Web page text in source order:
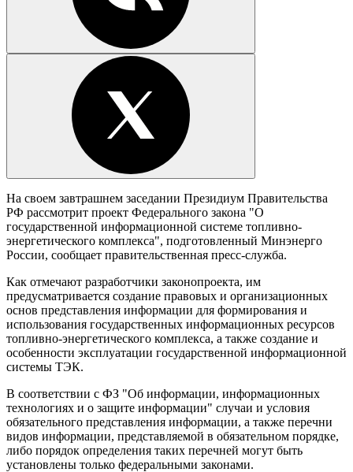
На своем завтрашнем заседании Президиум Правительства
РФ рассмотрит проект Федерального закона "О
государственной информационной системе топливно-
энергетического комплекса", подготовленный Минэнерго
России, сообщает правительственная пресс-служба.
Как отмечают разработчики законопроекта, им
предусматривается создание правовых и организационных
основ представления информации для формирования и
использования государственных информационных ресурсов
топливно-энергетического комплекса, а также создание и
особенности эксплуатации государственной информационной
системы ТЭК.
В соответствии с ФЗ "Об информации, информационных
технологиях и о защите информации" случаи и условия
обязательного представления информации, а также перечни
видов информации, представляемой в обязательном порядке,
либо порядок определения таких перечней могут быть
установлены только федеральными законами.